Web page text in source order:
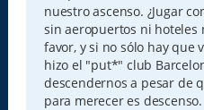
nuestro ascenso. ¿Jugar
sin aeropuertos ni hoteles
favor, y si no sólo hay que
hizo el "put*" club
descendernos a pesar de
para merecer es descenso.